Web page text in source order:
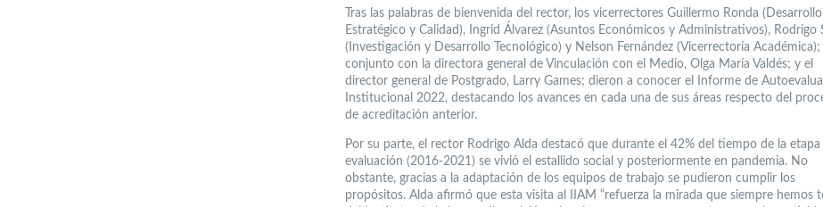
Tras las palabras de bienvenida del rector, los vicerrectores Guillermo Ronda (Desarrollo
Estratégico y Calidad), Ingrid Álvarez (Asuntos Económicos y Administrativos), Rodrigo
(Investigación y Desarrollo Tecnológico) y Nelson Fernández (Vicerrectoría Académica);
conjunto con la directora general de Vinculación con el Medio, Olga María Valdés; y el
director general de Postgrado, Larry Games; dieron a conocer el Informe de
Institucional 2022, destacando los avances en cada una de sus áreas respecto del
de acreditación anterior.
Por su parte, el rector Rodrigo Alda destacó que durante el 42% del tiempo de la etapa
evaluación (2016-2021) se vivió el estallido social y posteriormente en pandemia. No
obstante, gracias a la adaptación de los equipos de trabajo se pudieron cumplir los
propósitos. Alda afirmó que esta visita al IIAM “refuerza la mirada que siempre hemos